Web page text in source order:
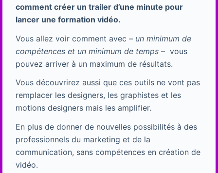
comment créer un trailer d’une minute pour
lancer une formation vidéo.
Vous allez voir comment avec – un minimum de
compétences et un minimum de temps– vous
pouvez arriver à un maximum de résultats.
Vous découvrirez aussi que ces outils ne vont pas
remplacer les designers, les graphistes et les
motions designers mais les amplifier.
En plus de donner de nouvelles possibilités à des
professionnels du marketing et de la
communication, sans compétences en création de
vidéo.